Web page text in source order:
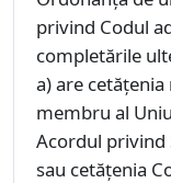
privind Codul
completările
a) are
membru al
Acordul privind
sau cetățenia